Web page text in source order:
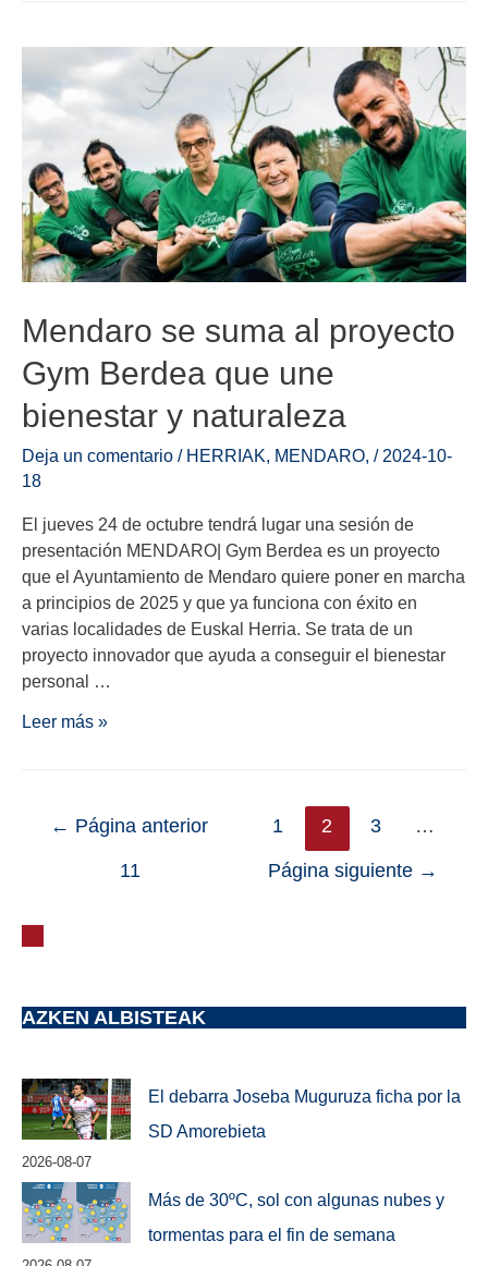
Mendaro se suma al proyecto
Gym Berdea que une
bienestar y naturaleza
Deja un comentario / HERRIAK, MENDARO, / 2024-10-
18
El jueves 24 de octubre tendrá lugar una sesión de
presentación MENDARO| Gym Berdea es un proyecto
que el Ayuntamiento de Mendaro quiere poner en marcha
a principios de 2025 y que ya funciona con éxito en
varias localidades de Euskal Herria. Se trata de un
proyecto innovador que ayuda a conseguir el bienestar
personal …
Leer más »
← Página anterior 1 2 3 …
11 Página siguiente →
AZKEN ALBISTEAK
El debarra Joseba Muguruza ficha por la
SD Amorebieta
2026-08-07
Más de 30ºC, sol con algunas nubes y
tormentas para el fin de semana